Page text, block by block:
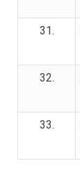
31.
32.
33.